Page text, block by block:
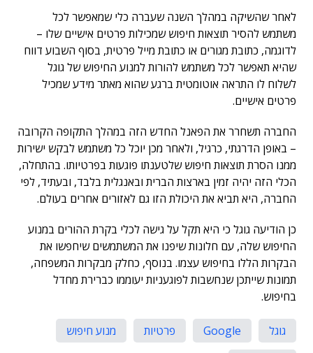
לאחר שהשיקה במהלך השנה שעברה כלי שמאפשר לכל
משתמש להסיר תוצאות חיפוש שמכילות פרטים אישיים שלו –
לדוגמה, כתובת מגורים או כתובת מייל פרטית, בסוף השבוע דווח
שהיא תאפשר לכל משתמש להורות למנוע החיפוש של גוגל
לשלוח לו התראה אוטומטית ברגע שהוא מאתר מידע שמכיל
פרטים אישיים.
החברה תשחרר את הפאנל החדש הזה במהלך התקופה הקרובה
– באופן הדרגתי, כרגיל, ולאחר מכן יוכל כל משתמש לבקש ישירות
ממנו הסרת תוצאות חיפוש שלטענתו פוגעות בפרטיותו. בהתחלה,
הכלי הזה יהיה זמין בארצות הברית ובאנגלית בלבד, ובעתיד, לפי
החברה, היא תביא את היכולת הזו גם לאזורים אחרים בעולם.
כן הודיעה גוגל כי היא תקל על גישה לכלי בקרת ההורים במנוע
החיפוש שלה, עם חלונות שיפנו את המשתמשים שיחפשו את
הבקרות הללו בחיפוש עצמו. בנוסף, כחלק מבקרות המשפחה,
תמונות שייתכן שנחשבות לפוגעניות יעוממו כברירת מחדל
בחיפוש.
גוגל Google פרטיות
מנוע חיפוש